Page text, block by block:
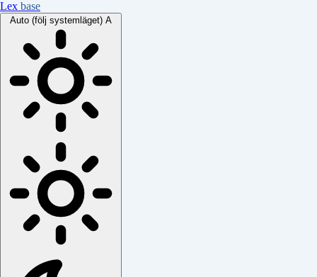
Lex base
Auto (följ systemläget) A